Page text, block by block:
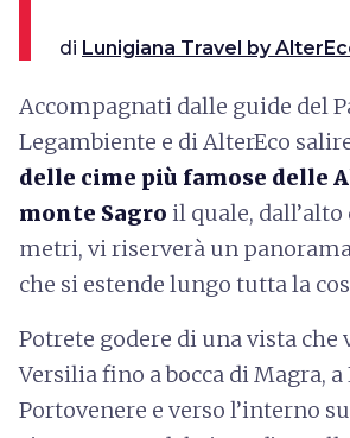
di Lunigiana Travel by
Accompagnati dalle guide del
Legambiente e di AlterEco
delle cime più famose delle
monte Sagro il quale, dall’alto
metri, vi riserverà un
che si estende lungo tutta la
Potrete godere di una vista che
Versilia fino a bocca di Magra, a
Portovenere e verso l’interno